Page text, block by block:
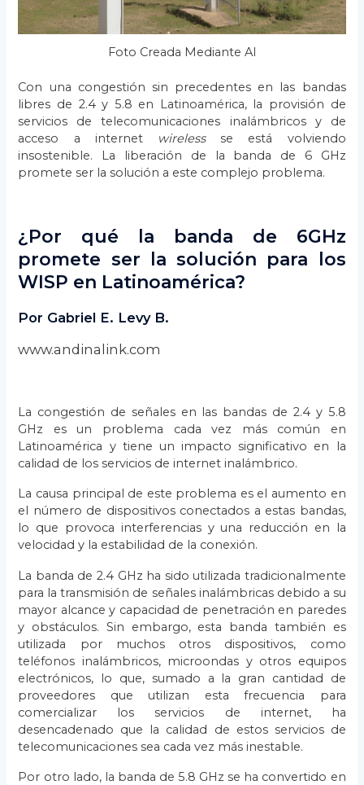
Foto Creada Mediante AI
Con una congestión sin precedentes en las bandas
libres de 2.4 y 5.8 en Latinoamérica, la provisión de
servicios de telecomunicaciones inalámbricos y de
acceso a internet
wirelessse está volviendo
insostenible. La liberación de la banda de 6 GHz
promete ser la solución a este complejo problema.
¿Por qué la banda de 6GHz
promete ser la solución para los
WISP en Latinoamérica?
Por Gabriel E. Levy B.
www.andinalink.com
La congestión de señales en las bandas de 2.4 y 5.8
GHz es un problema cada vez más común en
Latinoamérica y tiene un impacto significativo en la
calidad de los servicios de internet inalámbrico.
La causa principal de este problema es el aumento en
el número de dispositivos conectados a estas bandas,
lo que provoca interferencias y una reducción en la
velocidad y la estabilidad de la conexión.
La banda de 2.4 GHz ha sido utilizada tradicionalmente
para la transmisión de señales inalámbricas debido a su
mayor alcance y capacidad de penetración en paredes
y obstáculos. Sin embargo, esta banda también es
utilizada por muchos otros dispositivos, como
teléfonos inalámbricos, microondas y otros equipos
electrónicos, lo que, sumado a la gran cantidad de
proveedores que utilizan esta frecuencia para
comercializar los servicios de internet, ha
desencadenado que la calidad de estos servicios de
telecomunicaciones sea cada vez más inestable.
Por otro lado, la banda de 5.8 GHz se ha convertido en